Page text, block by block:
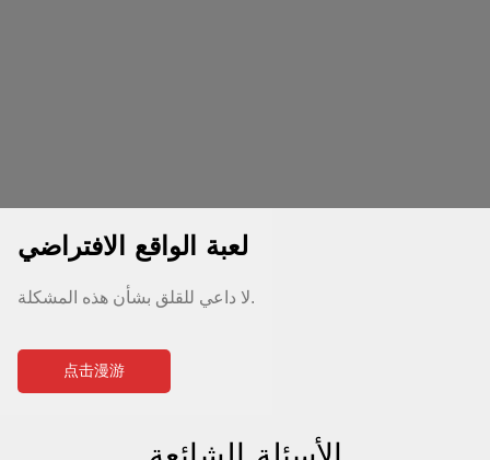
لعبة الواقع الافتراضي
لا داعي للقلق بشأن هذه المشكلة.
点击漫游